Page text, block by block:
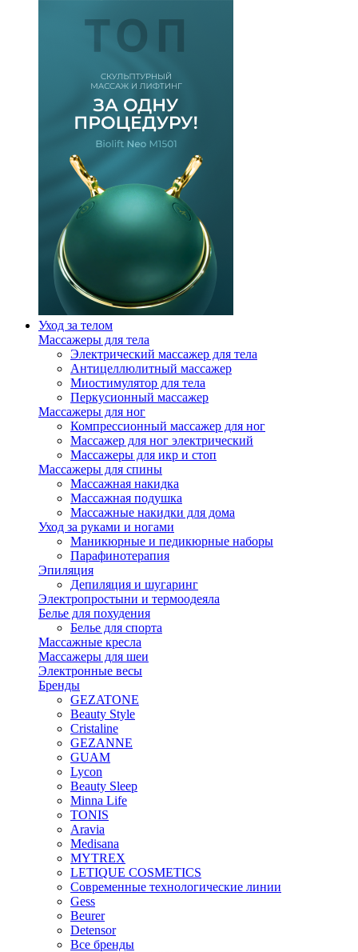
Уход за телом
Массажеры для тела
Электрический массажер для тела
Антицеллюлитный массажер
Миостимулятор для тела
Перкусионный массажер
Массажеры для ног
Компрессионный массажер для ног
Массажер для ног электрический
Массажеры для икр и стоп
Массажеры для спины
Массажная накидка
Массажная подушка
Массажные накидки для дома
Уход за руками и ногами
Маникюрные и педикюрные наборы
Парафинотерапия
Эпиляция
Депиляция и шугаринг
Электропростыни и термоодеяла
Белье для похудения
Белье для спорта
Массажные кресла
Массажеры для шеи
Электронные весы
Бренды
GEZATONE
Beauty Style
Cristaline
GEZANNE
GUAM
Lycon
Beauty Sleep
Minna Life
TONIS
Aravia
Medisana
MYTREX
LETIQUE COSMETICS
Современные технологические линии
Gess
Beurer
Detensor
Все бренды